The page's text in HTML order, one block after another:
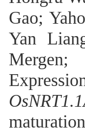
Gao;
Yan